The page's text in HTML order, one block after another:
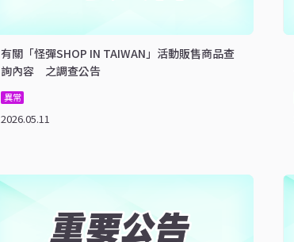
有關「怪彈SHOP IN TAIWAN」活動販售商品查
詢內容 之調查公告
異常
2026.05.11